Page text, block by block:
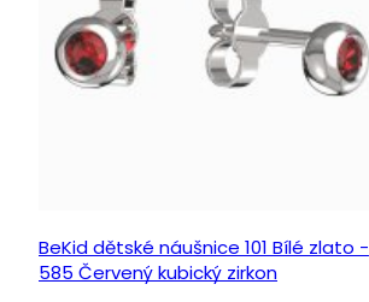
BeKid dětské náušnice 101 Bílé zlato -
585 Červený kubický zirkon